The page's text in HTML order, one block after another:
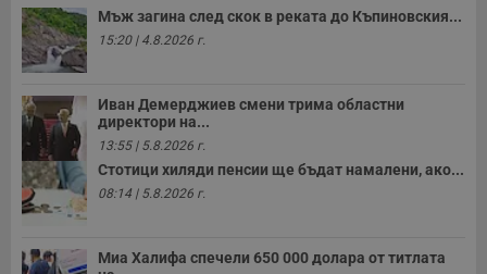
Мъж загина след скок в реката до Къпиновския...
15:20 | 4.8.2026 г.
Иван Демерджиев смени трима областни
директори на...
13:55 | 5.8.2026 г.
Стотици хиляди пенсии ще бъдат намалени, ако...
08:14 | 5.8.2026 г.
Миа Халифа спечели 650 000 долара от титлата